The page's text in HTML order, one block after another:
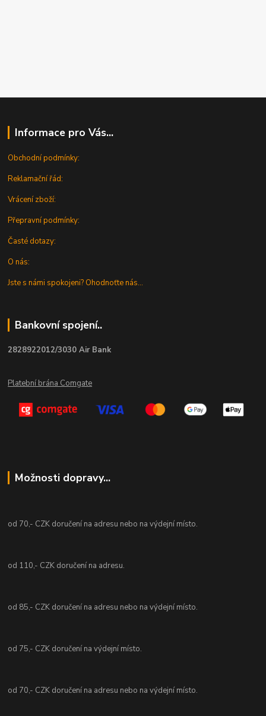
Informace pro Vás...
Obchodní podmínky:
Reklamační řád:
Vrácení zboží:
Přepravní podmínky:
Časté dotazy:
O nás:
Jste s námi spokojeni? Ohodnoťte nás...
Bankovní spojení..
2828922012/3030 Air Bank
Platební brána Comgate
Možnosti dopravy...
od 70,- CZK doručení na adresu nebo na výdejní místo.
od 110,- CZK doručení na adresu.
od 85,- CZK doručení na adresu nebo na výdejní místo.
od 75,- CZK doručení na výdejní místo.
od 70,- CZK doručení na adresu nebo na výdejní místo.